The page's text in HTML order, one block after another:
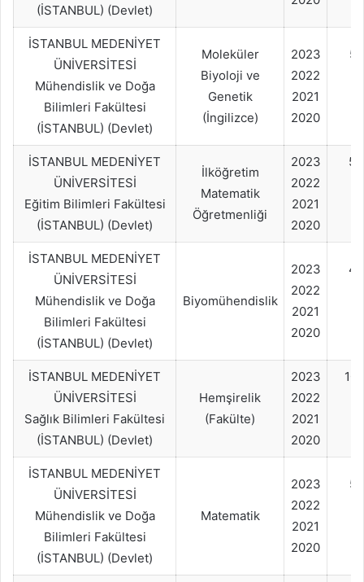
(İSTANBUL) (Devlet)
İSTANBUL MEDENİYET
ÜNİVERSİTESİ
Mühendislik ve Doğa
Bilimleri Fakültesi
(İSTANBUL) (Devlet)
Moleküler
Biyoloji ve
Genetik
(İngilizce)
2023
2022
2021
2020
İSTANBUL MEDENİYET
ÜNİVERSİTESİ
Eğitim Bilimleri Fakültesi
(İSTANBUL) (Devlet)
İlköğretim
Matematik
Öğretmenliği
2023
2022
2021
2020
İSTANBUL MEDENİYET
ÜNİVERSİTESİ
Mühendislik ve Doğa
Bilimleri Fakültesi
(İSTANBUL) (Devlet)
Biyomühendislik
2023
2022
2021
2020
İSTANBUL MEDENİYET
ÜNİVERSİTESİ
Sağlık Bilimleri Fakültesi
(İSTANBUL) (Devlet)
Hemşirelik
(Fakülte)
2023
2022
2021
2020
İSTANBUL MEDENİYET
ÜNİVERSİTESİ
Mühendislik ve Doğa
Bilimleri Fakültesi
(İSTANBUL) (Devlet)
Matematik
2023
2022
2021
2020